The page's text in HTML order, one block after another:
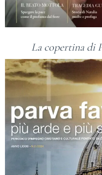
La copertina di